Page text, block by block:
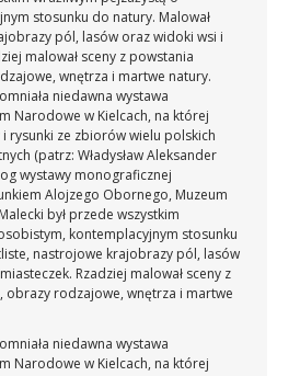
stosunku do natury. Malował
pól, lasów oraz widoki wsi i
malował sceny z powstania
wnętrza i martwe natury.
niedawna wystawa
Narodowe w Kielcach, na której
rysunki ze zbiorów wielu polskich
(patrz: Władysław Aleksander
wystawy monograficznej
Alojzego Obornego, Muzeum
był przede wszystkim
kontemplacyjnym stosunku
nastrojowe krajobrazy pól, lasów
Rzadziej malował sceny z
obrazy rodzajowe, wnętrza i martwe
niedawna wystawa
Narodowe w Kielcach, na której